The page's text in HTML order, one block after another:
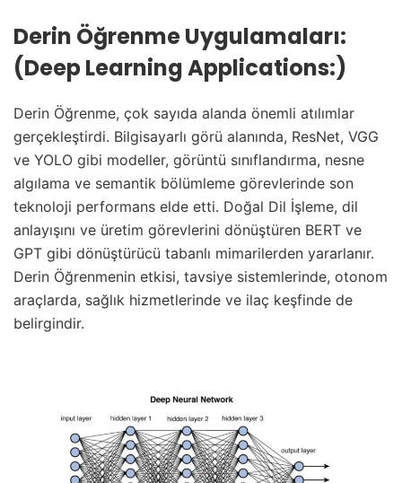
Derin Öğrenme Uygulamaları:
(Deep Learning Applications:)
Derin Öğrenme, çok sayıda alanda önemli atılımlar
gerçekleştirdi. Bilgisayarlı görü alanında, ResNet, VGG
ve YOLO gibi modeller, görüntü sınıflandırma, nesne
algılama ve semantik bölümleme görevlerinde son
teknoloji performans elde etti. Doğal Dil İşleme, dil
anlayışını ve üretim görevlerini dönüştüren BERT ve
GPT gibi dönüştürücü tabanlı mimarilerden yararlanır.
Derin Öğrenmenin etkisi, tavsiye sistemlerinde, otonom
araçlarda, sağlık hizmetlerinde ve ilaç keşfinde de
belirgindir.